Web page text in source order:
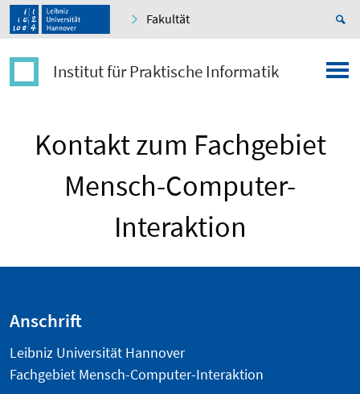
Fakultät
Institut für Praktische Informatik
Kontakt zum Fachgebiet
Mensch-Computer-
Interaktion
Anschrift
Leibniz Universität Hannover
Fachgebiet Mensch-Computer-Interaktion